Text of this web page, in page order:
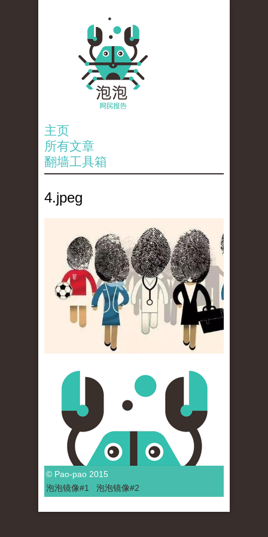
主页
所有文章
翻墙工具箱
4.jpeg
© Pao-pao 2015
泡泡镜像#1 泡泡镜像#2